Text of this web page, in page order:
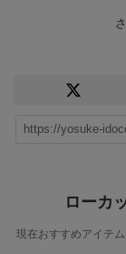
ローカ
現在おすすめアイテム